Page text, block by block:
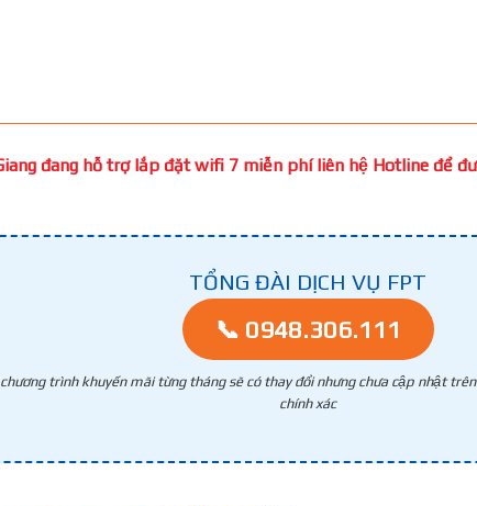
đang hỗ trợ lắp đặt wifi 7 miễn phí liên hệ Hotline để
TỔNG ĐÀI DỊCH VỤ FPT
📞 0948.306.111
chương trình khuyến mãi từng tháng sẽ có thay đổi nhưng chưa cập nhật
chính xác